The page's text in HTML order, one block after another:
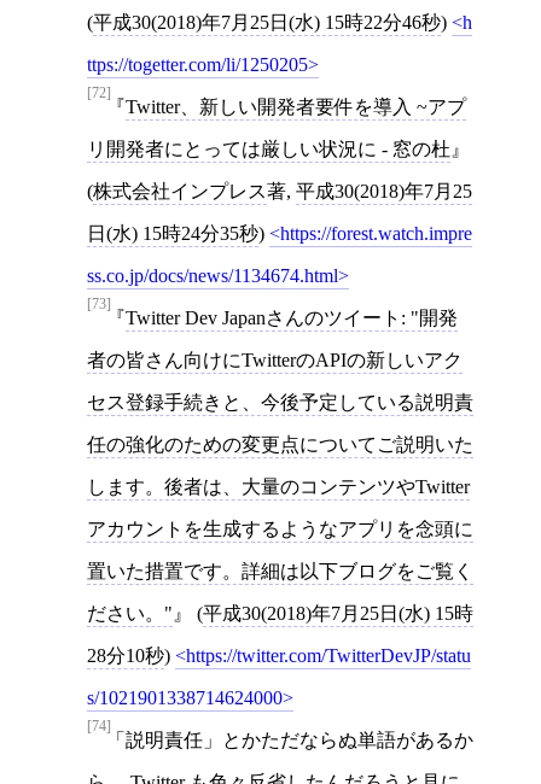
(平成30(2018)年7月25日(水) 15時22分46秒) h
ttps://togetter.com/li/1250205
[72]
Twitter、新しい開発者要件を導入 ~アプ
リ開発者にとっては厳しい状況に - 窓の杜
(株式会社インプレス著, 平成30(2018)年7月25
日(水) 15時24分35秒) https://forest.watch.impre
ss.co.jp/docs/news/1134674.html
[73]
Twitter Dev Japanさんのツイート: "開発
者の皆さん向けにTwitterのAPIの新しいアク
セス登録手続きと、今後予定している説明責
任の強化のための変更点についてご説明いた
します。後者は、大量のコンテンツやTwitter
アカウントを生成するようなアプリを念頭に
置いた措置です。詳細は以下ブログをご覧く
ださい。" (平成30(2018)年7月25日(水) 15時
28分10秒) https://twitter.com/TwitterDevJP/statu
s/1021901338714624000
[74]
「説明責任」とかただならぬ単語があるか